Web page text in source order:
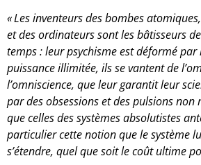
«Les inventeurs des bombes
et des ordinateurs sont les bâtisseurs
temps : leur psychisme est déformé
puissance illimitée, ils se vantent de
l’omniscience, que leur garantit leur
par des obsessions et des pulsions
que celles des systèmes absolutistes
particulier cette notion que le système
s’étendre, quel que soit le coût ultime